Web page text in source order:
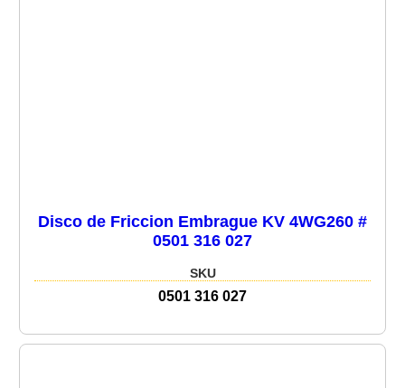
Disco de Friccion Embrague KV 4WG260 #
0501 316 027
SKU
0501 316 027